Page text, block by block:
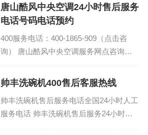
唐山酷风中央空调24小时售后服务
电话号码电话预约
400服务电话：400-1865-909（点击咨
询） 唐山酷风中央空调服务网点咨询热
时报修总部热线...
帅丰洗碗机400售后客服热线
帅丰洗碗机售后服务电话全国24小时人工
服务电话 帅丰洗碗机售后服务24小时电